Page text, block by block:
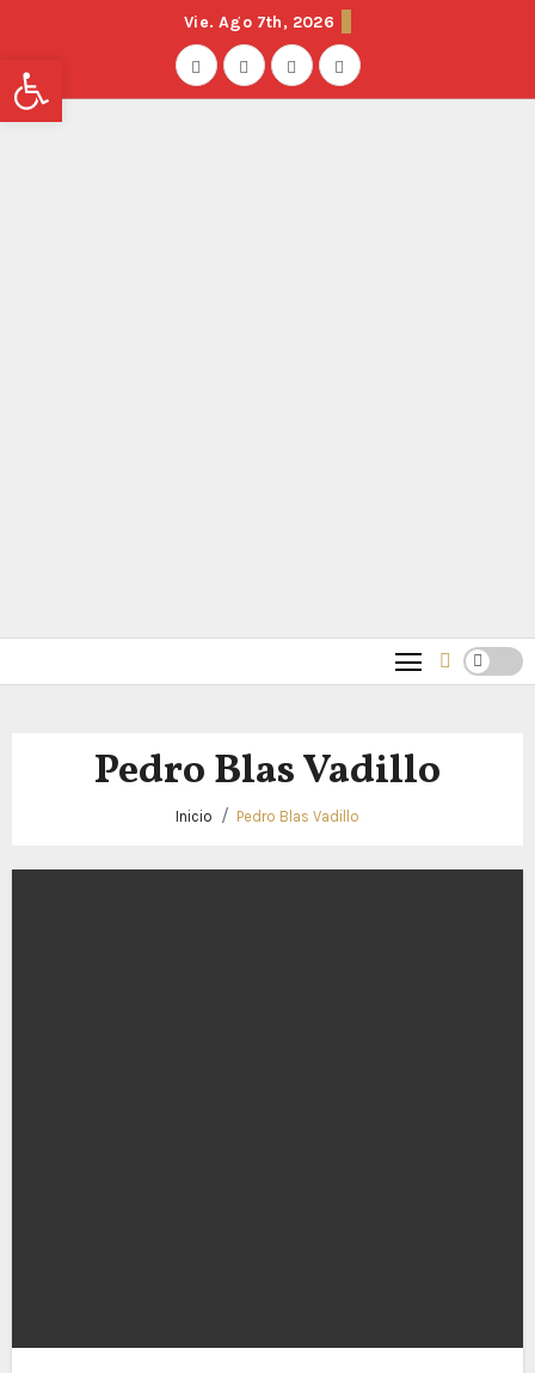
Vie. Ago 7th, 2026
Pedro Blas Vadillo
Inicio Pedro Blas Vadillo
Abrir barra de herramientas